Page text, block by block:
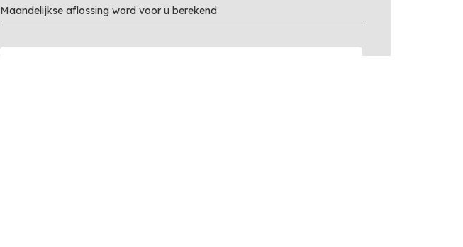
Maandelijkse aflossing word voor u berekend